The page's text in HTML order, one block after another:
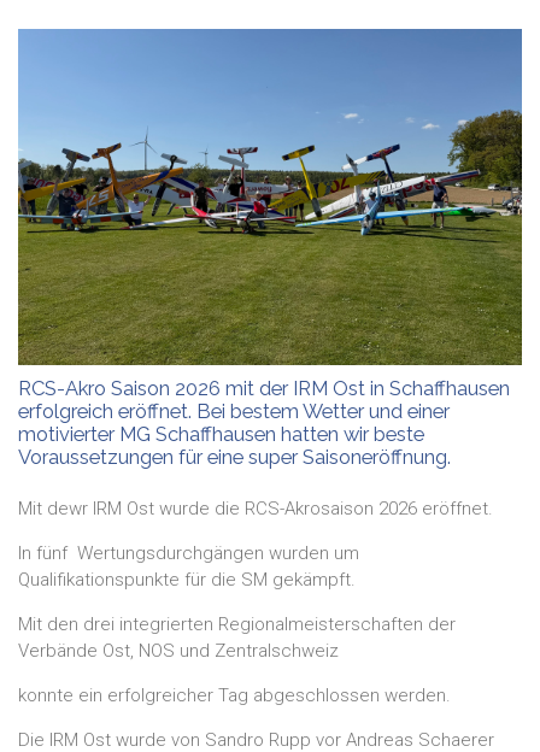
RCS-Akro Saison 2026 mit der IRM Ost in Schaffhausen
erfolgreich eröffnet. Bei bestem Wetter und einer
motivierter MG Schaffhausen hatten wir beste
Voraussetzungen für eine super Saisoneröffnung.
Mit dewr IRM Ost wurde die RCS-Akrosaison 2026 eröffnet.
In fünf Wertungsdurchgängen wurden um
Qualifikationspunkte für die SM gekämpft.
Mit den drei integrierten Regionalmeisterschaften der
Verbände Ost, NOS und Zentralschweiz
konnte ein erfolgreicher Tag abgeschlossen werden.
Die IRM Ost wurde von Sandro Rupp vor Andreas Schaerer